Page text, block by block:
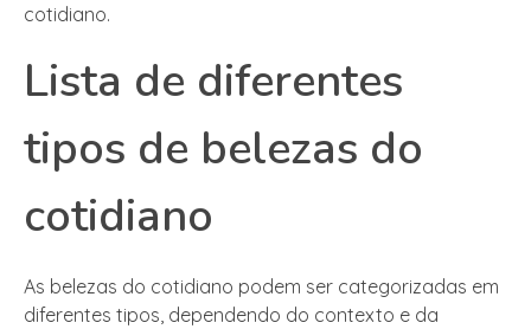
cotidiano.
Lista de diferentes
tipos de belezas do
cotidiano
As belezas do cotidiano podem ser categorizadas em
diferentes tipos, dependendo do contexto e da